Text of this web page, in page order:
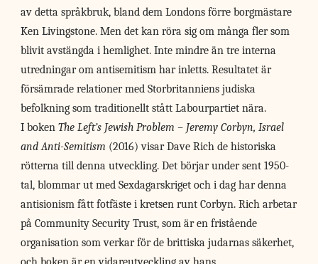
av detta språkbruk, bland dem Londons förre borgmästare
Ken Livingstone. Men det kan röra sig om många fler som
blivit avstängda i hemlighet. Inte mindre än tre interna
utredningar om antisemitism har inletts. Resultatet är
försämrade relationer med Storbritanniens judiska
befolkning som traditionellt stått Labourpartiet nära.
I bokenThe Left’s Jewish Problem – Jeremy Corbyn, Israel
and Anti-Semitism (2016) visar Dave Rich de historiska
rötterna till denna utveckling. Det börjar under sent 1950-
tal, blommar ut med Sexdagarskriget och i dag har denna
antisionism fått fotfäste i kretsen runt Corbyn. Rich arbetar
på Community Security Trust, som är en fristående
organisation som verkar för de brittiska judarnas säkerhet,